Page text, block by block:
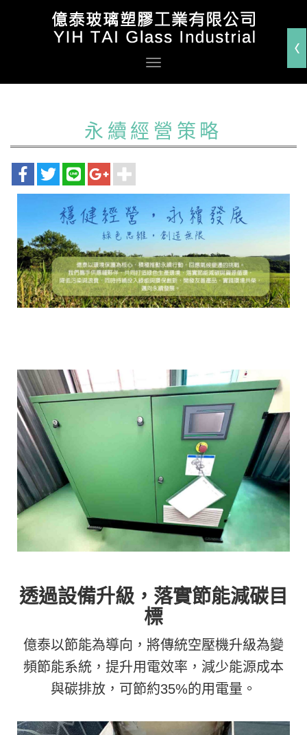
永續經營策略
透過設備升級，落實節能減碳目
標
億泰以節能為導向，將傳統空壓機升級為變
頻節能系統，提升用電效率，減少能源成本
與碳排放，可節約35%的用電量。